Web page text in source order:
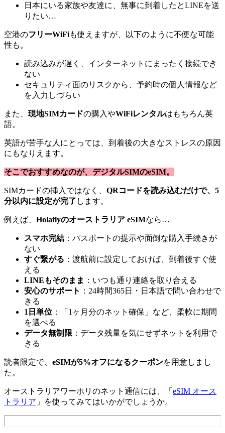
日本にいる家族や友達に、無事に到着したとLINEを送
りたい…
空港のフリーWiFiも使えますが、以下のように不便な可能
性も。
読み込みが遅く、インターネットにまったく接続でき
ない
セキュリティ面のリスクから、予約時の個人情報など
を入力しづらい
また、 現地SIMカードの購入やWiFiレンタルはもちろん英
語。
英語が苦手な人にとっては、到着後の大きなストレスの原因
にもなりえます。
そこでおすすめなのが、デジタルSIMのeSIM。
SIMカードの挿入ではなく、 QRコードを読み込むだけで、5
分以内に設定が完了 します。
例えば、 Holaflyのオーストラリア eSIMなら…
スマホ完結 ：パスポートの提示や面倒な購入手続きが
ない
すぐ繋がる ：渡航前に設定しておけば、到着後すぐ使
える
LINEもそのまま ：いつも通り連絡を取り合える
安心のサポート ：24時間365日・日本語で問い合わせで
きる
1日単位 ：「1ヶ月分のネット確保」など、柔軟に期間
を選べる
データ無制限 ：データ残量を気にせずネットを利用で
きる
読者限定で、 eSIMが5%オフになるクーポンを用意しまし
た。
オーストラリアワーホリのネット通信には、「 eSIM オース
トラリア 」を使ってみてはいかがでしょうか。